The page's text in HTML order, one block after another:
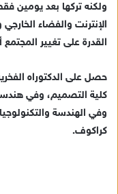
ولكنه تركها بعد يومين
الإنترنت والفضاء الخارجي
القدرة على تغيير المجتمع
كلية التصميم، وفي
وفي الهندسة
كراكوف.